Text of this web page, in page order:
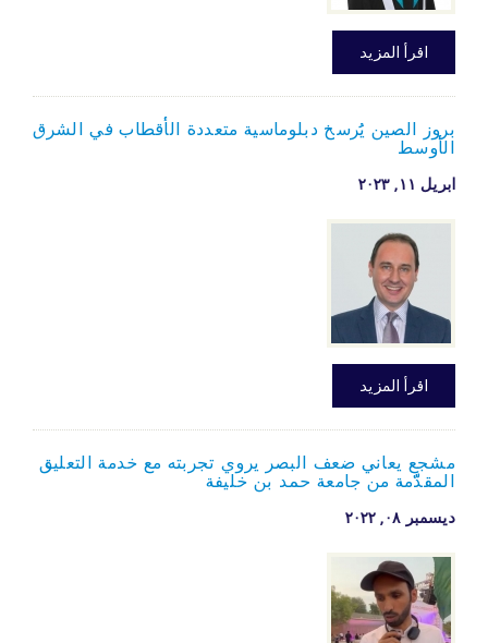
اقرأ المزيد
بروز الصين يُرسخ دبلوماسية متعددة الأقطاب في الشرق
الأوسط
ابريل ۱۱, ۲۰۲۳
اقرأ المزيد
مشجع يعاني ضعف البصر يروي تجربته مع خدمة التعليق
المقدّمة من جامعة حمد بن خليفة
ديسمبر ۰۸, ۲۰۲۲